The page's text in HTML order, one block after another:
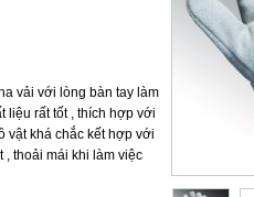
vải với lòng bàn tay làm
liệu rất tốt , thích hợp với
vật khá chắc kết hợp với
, thoải mái khi làm việc